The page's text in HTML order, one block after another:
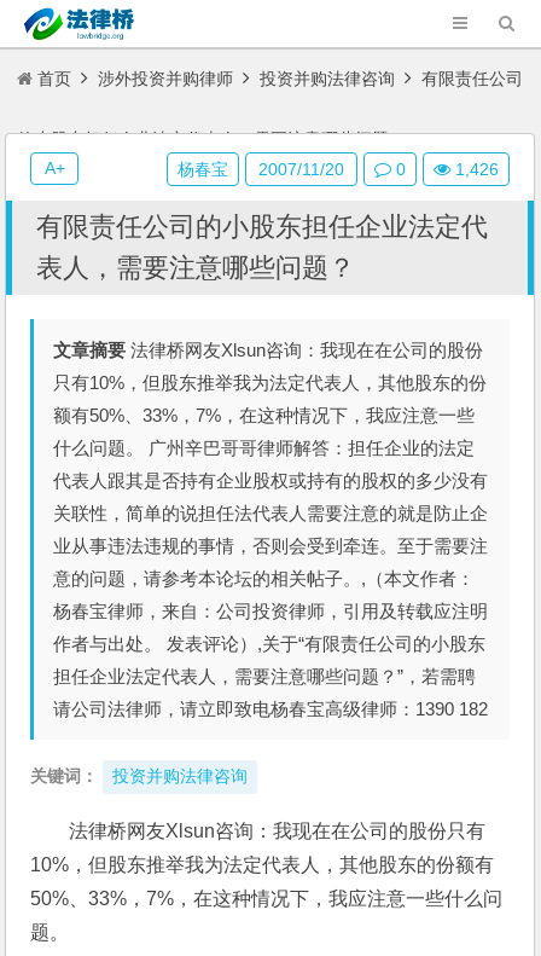
首页 涉外投资并购律师 投资并购法律咨询 有限责任公司
的小股东担任企业法定代表人，需要注意哪些问题？
有限责任公司的小股东担任企业法定代
表人，需要注意哪些问题？
文章摘要 法律桥网友Xlsun咨询：我现在在公司的股份
只有10%，但股东推举我为法定代表人，其他股东的份
额有50%、33%，7%，在这种情况下，我应注意一些
什么问题。 广州辛巴哥哥律师解答：担任企业的法定
代表人跟其是否持有企业股权或持有的股权的多少没有
关联性，简单的说担任法代表人需要注意的就是防止企
业从事违法违规的事情，否则会受到牵连。至于需要注
意的问题，请参考本论坛的相关帖子。,（本文作者：
杨春宝律师，来自：公司投资律师，引用及转载应注明
作者与出处。 发表评论）,关于“有限责任公司的小股东
担任企业法定代表人，需要注意哪些问题？”，若需聘
请公司法律师，请立即致电杨春宝高级律师：1390 182
关键词： 投资并购法律咨询
法律桥网友Xlsun咨询：我现在在公司的股份只有
10%，但股东推举我为法定代表人，其他股东的份额有
50%、33%，7%，在这种情况下，我应注意一些什么问
题。
杨春宝 2007/11/20 0 1,426
A+